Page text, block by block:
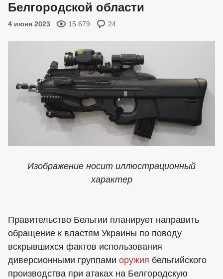
Белгородской области
4 июня 2023 15 679 24
Изображение носит иллюстрационный
характер
Правительство Бельгии планирует направить
обращение к властям Украины по поводу
вскрывшихся фактов использования
диверсионными группами оружия бельгийского
производства при атаках на Белгородскую